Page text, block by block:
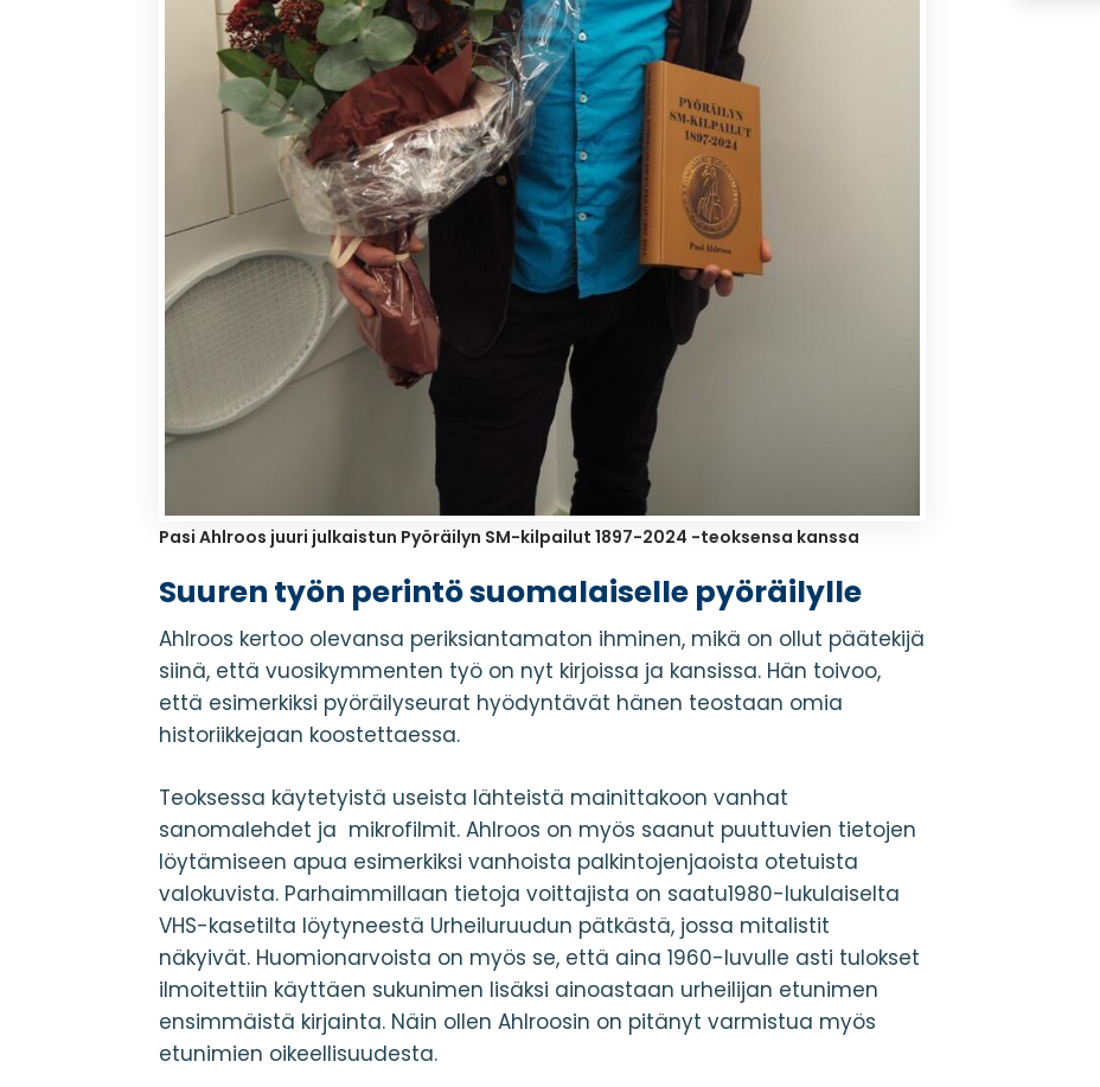
Pasi Ahlroos juuri julkaistun Pyöräilyn SM-kilpailut 1897-2024 -teoksensa kanssa
Suuren työn perintö suomalaiselle pyöräilylle
Ahlroos kertoo olevansa periksiantamaton ihminen, mikä on ollut päätekijä
siinä, että vuosikymmenten työ on nyt kirjoissa ja kansissa. Hän toivoo,
että esimerkiksi pyöräilyseurat hyödyntävät hänen teostaan omia
historiikkejaan koostettaessa.
Teoksessa käytetyistä useista lähteistä mainittakoon vanhat
sanomalehdet ja mikrofilmit. Ahlroos on myös saanut puuttuvien tietojen
löytämiseen apua esimerkiksi vanhoista palkintojenjaoista otetuista
valokuvista. Parhaimmillaan tietoja voittajista on saatu1980-lukulaiselta
VHS-kasetilta löytyneestä Urheiluruudun pätkästä, jossa mitalistit
näkyivät. Huomionarvoista on myös se, että aina 1960-luvulle asti tulokset
ilmoitettiin käyttäen sukunimen lisäksi ainoastaan urheilijan etunimen
ensimmäistä kirjainta. Näin ollen Ahlroosin on pitänyt varmistua myös
etunimien oikeellisuudesta.